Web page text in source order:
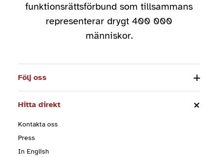
funktionsrättsförbund som tillsammans
representerar drygt 400 000
människor.
Följ oss
Hitta direkt
Kontakta oss
Press
In English